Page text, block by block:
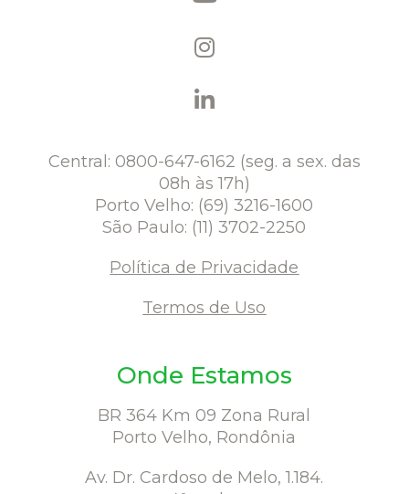
Central: 0800-647-6162 (seg. a sex. das
08h às 17h)
Porto Velho: (69) 3216-1600
São Paulo: (11) 3702-2250
Política de Privacidade
Termos de Uso
Onde Estamos
BR 364 Km 09 Zona Rural
Porto Velho, Rondônia
Av. Dr. Cardoso de Melo, 1.184.